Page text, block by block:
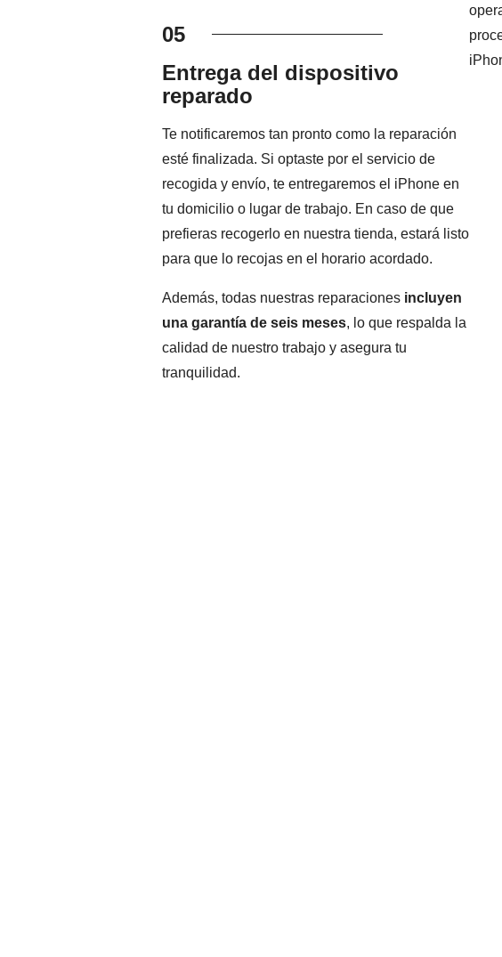
05
Entrega del dispositivo
reparado
Te notificaremos tan pronto como la reparación
esté finalizada. Si optaste por el servicio de
recogida y envío, te entregaremos el iPhone en
tu domicilio o lugar de trabajo. En caso de que
prefieras recogerlo en nuestra tienda, estará listo
para que lo recojas en el horario acordado.
Además, todas nuestras reparaciones incluyen
una garantía de seis meses, lo que respalda la
calidad de nuestro trabajo y asegura tu
tranquilidad.